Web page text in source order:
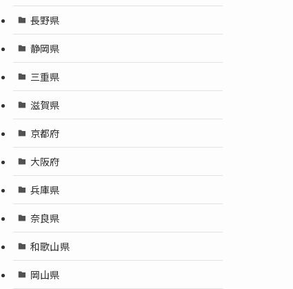
長野県
静岡県
三重県
滋賀県
京都府
大阪府
兵庫県
奈良県
和歌山県
岡山県